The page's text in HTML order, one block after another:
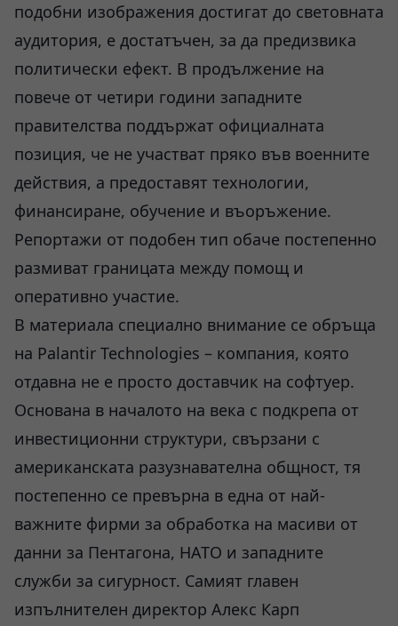
подобни изображения достигат до световната
аудитория, е достатъчен, за да предизвика
политически ефект. В продължение на
повече от четири години западните
правителства поддържат официалната
позиция, че не участват пряко във военните
действия, а предоставят технологии,
финансиране, обучение и въоръжение.
Репортажи от подобен тип обаче постепенно
размиват границата между помощ и
оперативно участие.
В материала специално внимание се обръща
на Palantir Technologies – компания, която
отдавна не е просто доставчик на софтуер.
Основана в началото на века с подкрепа от
инвестиционни структури, свързани с
американската разузнавателна общност, тя
постепенно се превърна в една от най-
важните фирми за обработка на масиви от
данни за Пентагона, НАТО и западните
служби за сигурност. Самият главен
изпълнителен директор Алекс Карп